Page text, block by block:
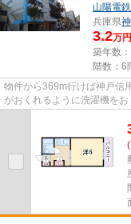
山陽電
兵庫県
3.2万円
築年数
階数：6
物件から369m行けば神戸信
がおくれるように洗濯機を